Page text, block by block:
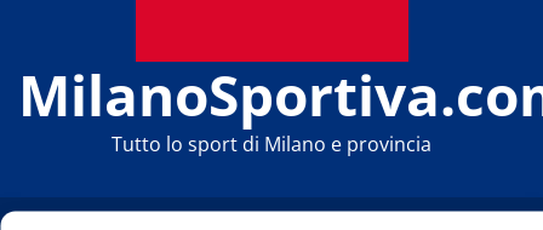
Tutto lo sport di Milano e provincia